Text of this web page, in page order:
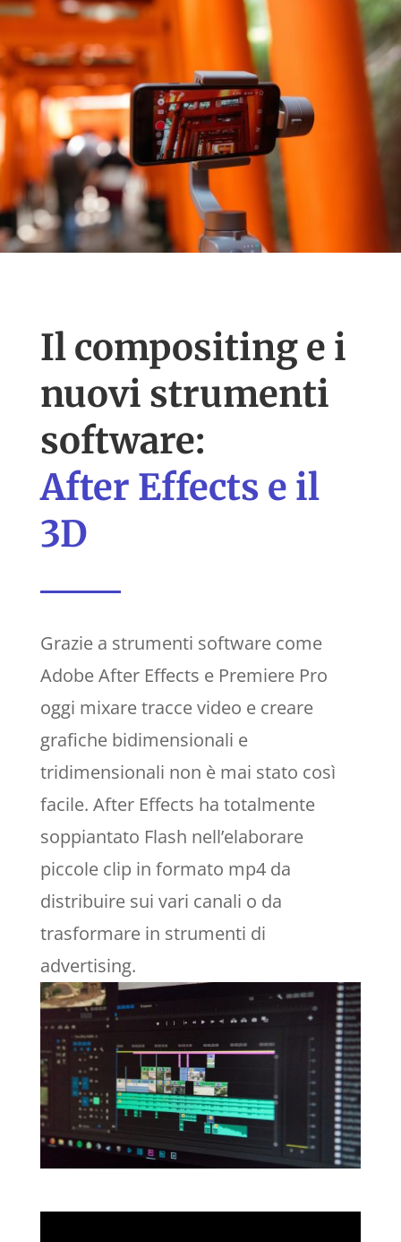
Il compositing e i
nuovi strumenti
software:
After Effects e il
3D
Grazie a strumenti software come
Adobe After Effects e Premiere Pro
oggi mixare tracce video e creare
grafiche bidimensionali e
tridimensionali non è mai stato così
facile. After Effects ha totalmente
soppiantato Flash nell’elaborare
piccole clip in formato mp4 da
distribuire sui vari canali o da
trasformare in strumenti di
advertising.